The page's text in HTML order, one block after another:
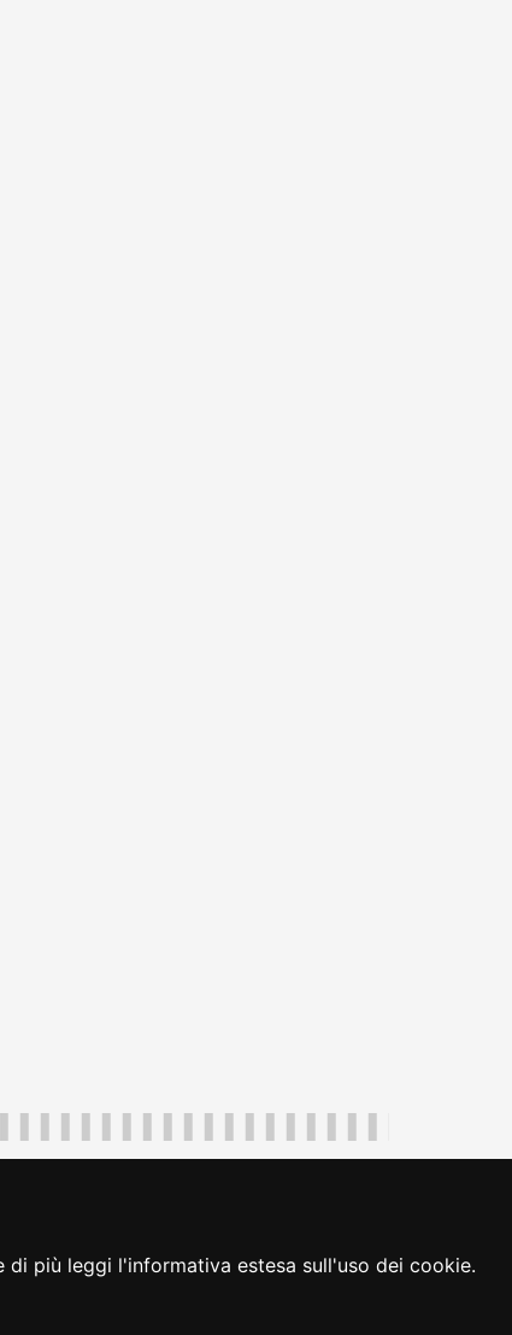
più leggi l'informativa estesa sull'uso dei cookie.
preferenze cookie loginFVG